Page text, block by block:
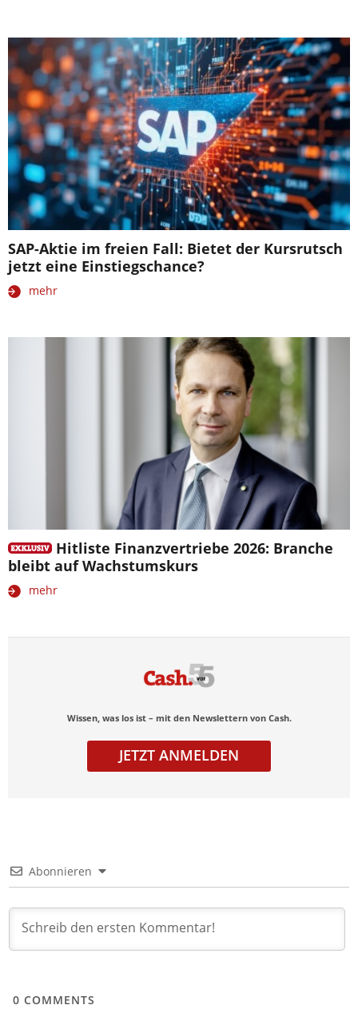
SAP-Aktie im freien Fall: Bietet der Kursrutsch
jetzt eine Einstiegschance?
mehr
Hitliste Finanzvertriebe 2026: Branche
bleibt auf Wachstumskurs
mehr
Wissen, was los ist – mit den Newslettern von Cash.
JETZT ANMELDEN
Abonnieren
0 COMMENTS